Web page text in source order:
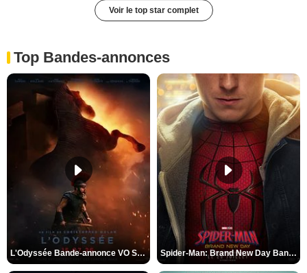
Voir le top star complet
Top Bandes-annonces
L'Odyssée Bande-annonce VO STFR Spider-Man: Brand New Day Bande-annonce VO STFR